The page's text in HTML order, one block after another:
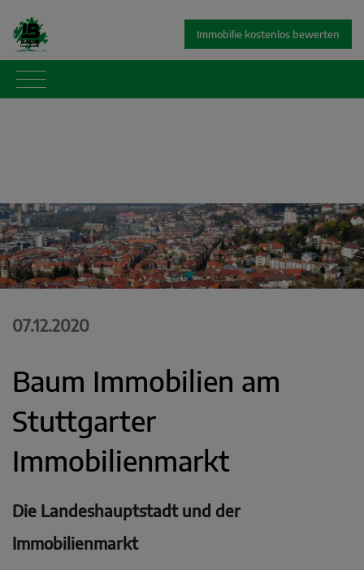
Immobilie kostenlos bewerten
07.12.2020
Baum Immobilien am
Stuttgarter
Immobilienmarkt
Die Landeshauptstadt und der
Immobilienmarkt